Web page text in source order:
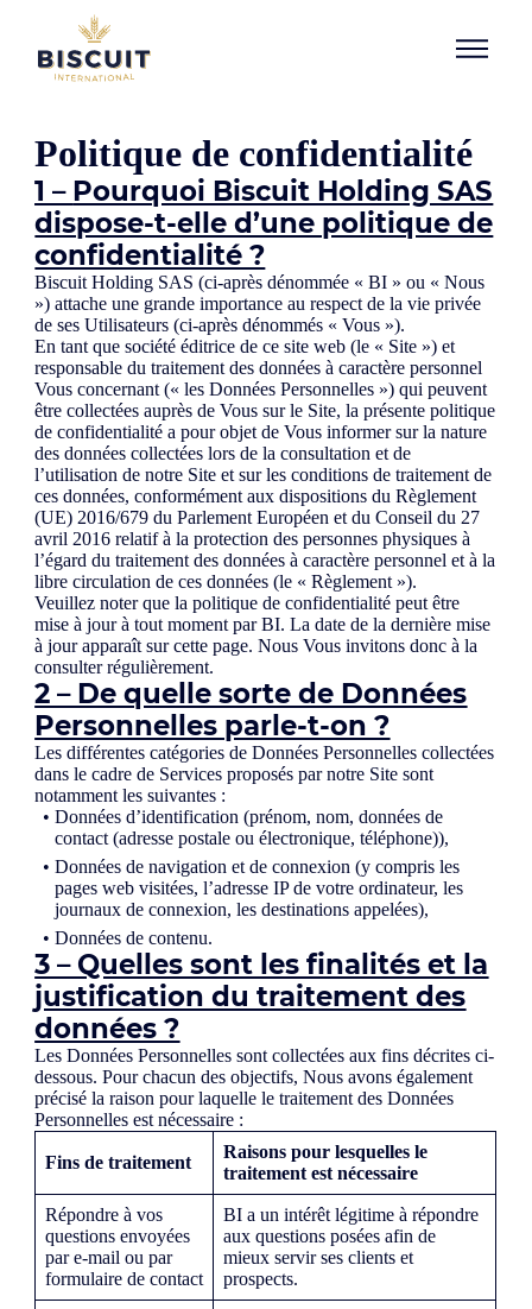
Aller au contenu
Politique de confidentialité
1 – Pourquoi Biscuit Holding SAS
dispose-t-elle d’une politique de
confidentialité ?
Biscuit Holding SAS (ci-après dénommée « BI » ou « Nous
») attache une grande importance au respect de la vie privée
de ses Utilisateurs (ci-après dénommés « Vous »).
En tant que société éditrice de ce site web (le « Site ») et
responsable du traitement des données à caractère personnel
Vous concernant (« les Données Personnelles ») qui peuvent
être collectées auprès de Vous sur le Site, la présente politique
de confidentialité a pour objet de Vous informer sur la nature
des données collectées lors de la consultation et de
l’utilisation de notre Site et sur les conditions de traitement de
ces données, conformément aux dispositions du Règlement
(UE) 2016/679 du Parlement Européen et du Conseil du 27
avril 2016 relatif à la protection des personnes physiques à
l’égard du traitement des données à caractère personnel et à la
libre circulation de ces données (le « Règlement »).
Veuillez noter que la politique de confidentialité peut être
mise à jour à tout moment par BI. La date de la dernière mise
à jour apparaît sur cette page. Nous Vous invitons donc à la
consulter régulièrement.
2 – De quelle sorte de Données
Personnelles parle-t-on ?
Les différentes catégories de Données Personnelles collectées
dans le cadre de Services proposés par notre Site sont
notamment les suivantes :
Données d’identification (prénom, nom, données de
contact (adresse postale ou électronique, téléphone)),
Données de navigation et de connexion (y compris les
pages web visitées, l’adresse IP de votre ordinateur, les
journaux de connexion, les destinations appelées),
Données de contenu.
3 – Quelles sont les finalités et la
justification du traitement des
données ?
Les Données Personnelles sont collectées aux fins décrites ci-
dessous. Pour chacun des objectifs, Nous avons également
précisé la raison pour laquelle le traitement des Données
Personnelles est nécessaire :
Fins de traitement
Raisons pour lesquelles le
traitement est nécessaire
Répondre à vos
questions envoyées
par e-mail ou par
formulaire de contact
BI a un intérêt légitime à répondre
aux questions posées afin de
mieux servir ses clients et
prospects.